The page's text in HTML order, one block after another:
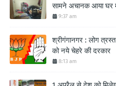
सामने अचानक आया घर
9:37 am
श्रीगंगानगर : लोग
को नये चेहरे की दरकार
8:13 am